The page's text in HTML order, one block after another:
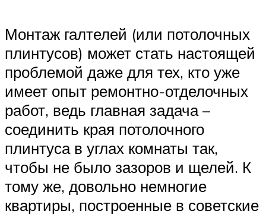
Монтаж галтелей (или потолочных
плинтусов) может стать настоящей
проблемой даже для тех, кто уже
имеет опыт ремонтно-отделочных
работ, ведь главная задача –
соединить края потолочного
плинтуса в углах комнаты так,
чтобы не было зазоров и щелей. К
тому же, довольно немногие
квартиры, построенные в советские